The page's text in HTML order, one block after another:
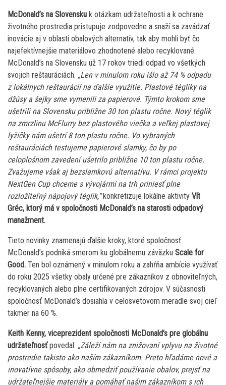
McDonald’s na Slovensku k otázkam udržateľnosti a k ochrane
životného prostredia pristupuje zodpovedne a snaží sa zavádzať
inovácie aj v oblasti obalových alternatív, tak aby mohli byť čo
najefektívnejšie materiálovo zhodnotené alebo recyklované.
McDonald’s na Slovensku už 17 rokov triedi odpad vo všetkých
svojich reštauráciách. „Len v minulom roku išlo až 74 % odpadu
z lokálnych reštaurácií na ďalšie využitie. Plastové tégliky na
džúsy a šejky sme vymenili za papierové. Týmto krokom sme
ušetrili na Slovensku približne 30 ton plastu ročne. Nový téglik
na zmrzlinu McFlurry bez plastového viečka a veľkej plastovej
lyžičky nám ušetrí 8 ton plastu ročne. Vo vybraných
reštauráciách testujeme papierové slamky, čo by po
celoplošnom zavedení ušetrilo približne 10 ton plastu ročne.
Zvažujeme však aj bezslamkovú alternatívu. V rámci projektu
NextGen Cup chceme s vývojármi na trh priniesť plne
rozložiteľný nápojový téglik,“konkretizuje lokálne aktivity Vít
Gréc, ktorý má v spoločnosti McDonald’s na starosti odpadový
manažment.
Tieto novinky znamenajú ďalšie kroky, ktoré spoločnosť
McDonald’s podniká smerom ku globálnemu záväzku Scale for
Good. Ten bol oznámený v minulom roku a zahŕňa ambície využívať
do roku 2025 všetky obaly určené pre zákazníkov z obnoviteľných,
recyklovaných alebo plne certifikovaných zdrojov. V súčasnosti
spoločnosť McDonald’s dosiahla v celosvetovom meradle svoj cieľ
takmer na 60 %.
Keith Kenny, viceprezident spoločnosti McDonald’s pre globálnu
udržateľnosťpovedal: „Záleží nám na znižovaní vplyvu na životné
prostredie takisto ako naším zákazníkom. Preto hľadáme nové a
inovatívne spôsoby, ako obmedziť používanie obalov, prejsť na
udržateľnejšie materiály a pomáhať našim zákazníkom s ich